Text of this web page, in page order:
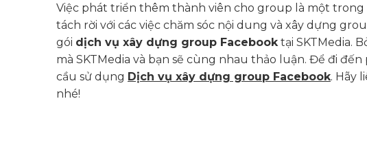
Việc phát triển thêm thành viên cho group là một
tách rời với các việc chăm sóc nội dung và xây dựng
gói dịch vụ xây dựng group Facebook tại SKTMedia.
mà SKTMedia và bạn sẽ cùng nhau thảo luận. Để đi
cầu sử dụng Dịch vụ xây dựng group Facebook. Hãy
nhé!